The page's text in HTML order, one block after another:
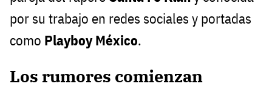
por su trabajo en redes sociales y portadas
como Playboy México.
Los rumores comienzan